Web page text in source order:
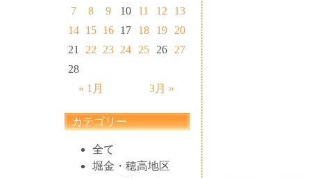
« 1月 3月 »
7
8 9 10 11 12
13
14 15 16 17 18 19
20
21
22 23 24 25 26
27
28
カテゴリー
全て
堀金・穂高地区